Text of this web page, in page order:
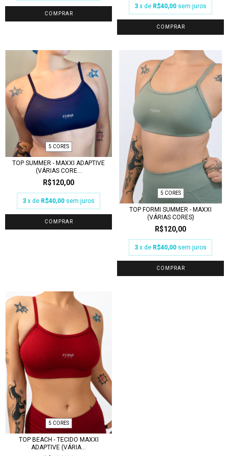
COMPRAR
3 x de R$40,00 sem juros
COMPRAR
5 CORES
TOP SUMMER - MAXXI ADAPTIVE
(VÁRIAS CORE...
R$120,00
3 x de R$40,00 sem juros
COMPRAR
5 CORES
TOP FORMI SUMMER - MAXXI
(VÁRIAS CORES)
R$120,00
3 x de R$40,00 sem juros
COMPRAR
5 CORES
TOP BEACH - TECIDO MAXXI
ADAPTIVE (VÁRIA...